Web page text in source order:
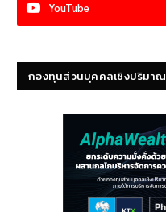
YouTube
กองทุนส่วนบุคคลเชิงปริมาณ